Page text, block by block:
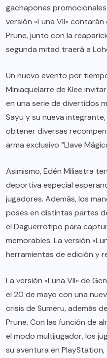
gachapones
versión «Luna VII»
Prune, junto con la
segunda mitad traerá a
Un nuevo evento por
Miniaquelarre de Klee
en una serie de divertidos
Sayu y su nueva
obtener diversas
arma exclusivo “Llave
Asimismo, Edén Miliastra
deportiva especial
jugadores. Además, los
poses en distintas partes
el Daguerrotipo para
memorables. La versión
herramientas de edición y
La versión «Luna VII» de
el 20 de mayo con una
crisis de Sumeru, además
Prune. Con las función de
el modo multijugador, los
su aventura en PlayStation,